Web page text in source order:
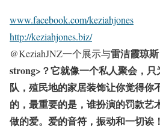
www.facebook.com/keziahjones
http://keziahjones.biz/
@KeziahJNZ一个展示与雷洁霞琼
strong>？它就像一个私人聚会，
队，殖民地的家居装饰让你觉得你
的，最重要的是，谁扮演的罚款艺
做的爱。爱的音符，振动和一切